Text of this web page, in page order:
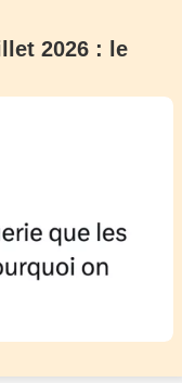
2026 : le